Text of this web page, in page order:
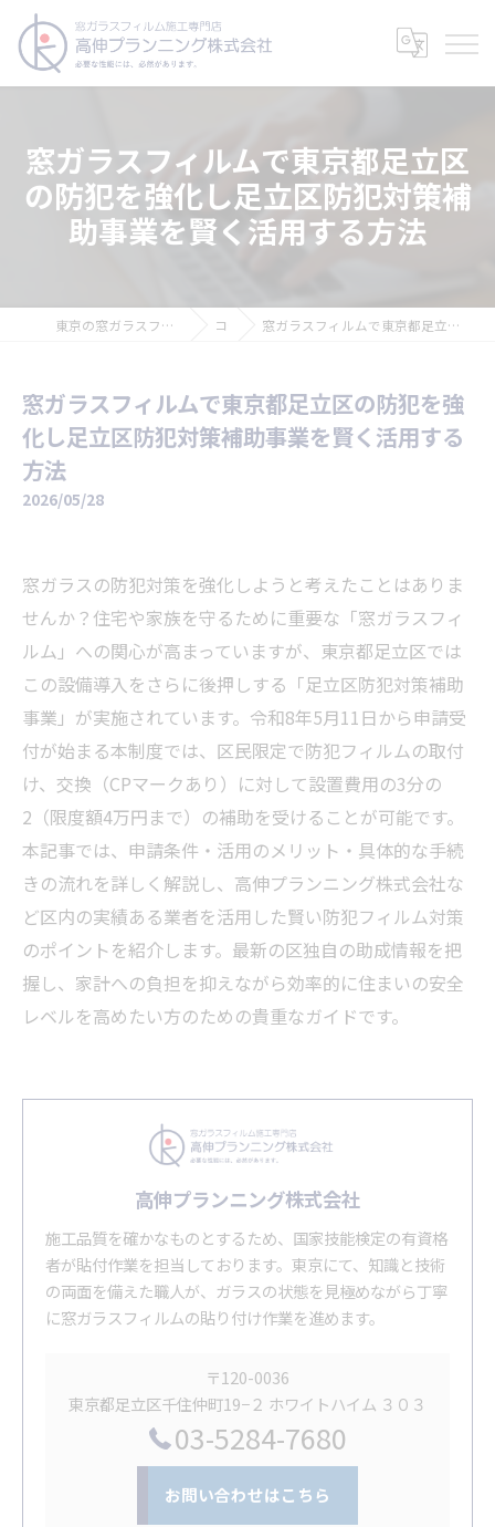
窓ガラスフィルムで東京都足立区
の防犯を強化し足立区防犯対策補
助事業を賢く活用する方法
東京の窓ガラスフィルムなら高伸プランニング株式会社 コラム 窓ガラスフィルムで東京都足立区の防犯を強化し足立区防犯対策補助事業を賢く活用する方法
窓ガラスフィルムで東京都足立区の防犯を強
化し足立区防犯対策補助事業を賢く活用する
方法
2026/05/28
窓ガラスの防犯対策を強化しようと考えたことはありま
せんか？住宅や家族を守るために重要な「窓ガラスフィ
ルム」への関心が高まっていますが、東京都足立区では
この設備導入をさらに後押しする「足立区防犯対策補助
事業」が実施されています。令和8年5月11日から申請受
付が始まる本制度では、区民限定で防犯フィルムの取付
け、交換（CPマークあり）に対して設置費用の3分の
2（限度額4万円まで）の補助を受けることが可能です。
本記事では、申請条件・活用のメリット・具体的な手続
きの流れを詳しく解説し、高伸プランニング株式会社な
ど区内の実績ある業者を活用した賢い防犯フィルム対策
のポイントを紹介します。最新の区独自の助成情報を把
握し、家計への負担を抑えながら効率的に住まいの安全
レベルを高めたい方のための貴重なガイドです。
高伸プランニング株式会社
施工品質を確かなものとするため、国家技能検定の有資格
者が貼付作業を担当しております。東京にて、知識と技術
の両面を備えた職人が、ガラスの状態を見極めながら丁寧
に窓ガラスフィルムの貼り付け作業を進めます。
〒120-0036
東京都足立区千住仲町19−２ ホワイトハイム ３０３
03-5284-7680
お問い合わせはこちら